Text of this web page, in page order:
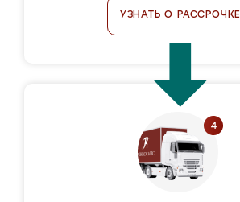
УЗНАТЬ О РАССРОЧКЕ